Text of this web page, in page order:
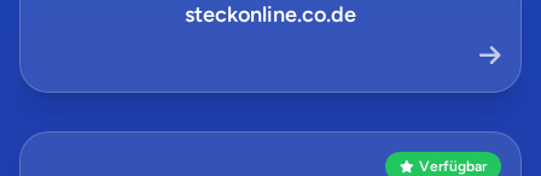
steckonline.co.de
Verfügbar